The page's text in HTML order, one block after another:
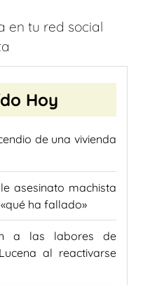
en tu red social
Hoy
de una vivienda
asesinato machista
ha fallado»
a las labores de
al reactivarse